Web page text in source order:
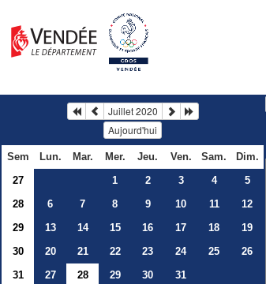
Juillet 2020
Aujourd'hui
Sem Lun. Mar. Mer. Jeu. Ven. Sam.
Dim.
27
1 2 3 4
5
28
6 7 8 9 10 11
12
29
13 14 15 16 17 18
19
30
20 21 22 23 24 25
26
31
27 28 29 30 31